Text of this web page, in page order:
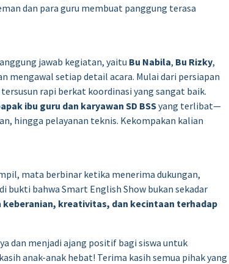
dan para guru membuat panggung terasa
jawab kegiatan, yaitu Bu Nabila, Bu Rizky,
mengawal setiap detail acara. Mulai dari persiapan
rapi berkat koordinasi yang sangat baik.
ibu guru dan karyawan SD BSSyang terlibat—
hingga pelayanan teknis. Kekompakan kalian
mata berbinar ketika menerima dukungan,
bukti bahwa Smart English Show bukan sekadar
kreativitas, dan kecintaan terhadap
dan menjadi ajang positif bagi siswa untuk
anak-anak hebat! Terima kasih semua pihak yang